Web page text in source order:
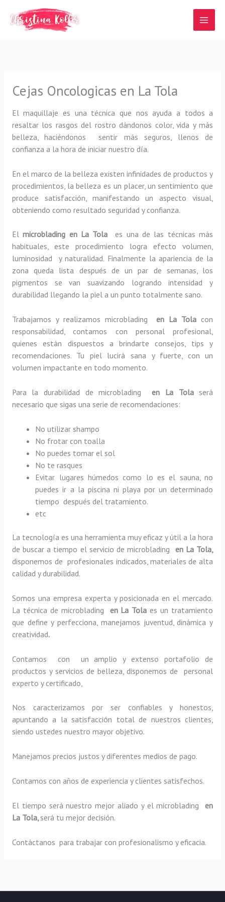
contenido
Cejas Oncologicas en La Tola
El maquillaje es una técnica que nos ayuda a todos a
resaltar los rasgos del rostro dándonos color, vida y más
belleza, haciéndonos sentir más seguros, llenos de
confianza a la hora de iniciar nuestro día.
En el marco de la belleza existen infinidades de productos y
procedimientos, la belleza es un placer, un sentimiento que
produce satisfacción, manifestando un aspecto visual,
obteniendo como resultado seguridad y confianza.
Elmicroblading en La Tola es una de las técnicas más
habituales, este procedimiento logra efecto volumen,
luminosidad y naturalidad. Finalmente la apariencia de la
zona queda lista después de un par de semanas, los
pigmentos se van suavizando logrando intensidad y
durabilidad llegando la piel a un punto totalmente sano.
Trabajamos y realizamos microblading en La Tola con
responsabilidad, contamos con personal profesional,
quienes están dispuestos a brindarte consejos, tips y
recomendaciones. Tu piel lucirá sana y fuerte, con un
volumen impactante en todo momento.
Para la durabilidad de microblading en La Tola será
necesario que sigas una serie de recomendaciones:
No utilizar shampo
No frotar con toalla
No puedes tomar el sol
No te rasques
Evitar lugares húmedos como lo es el sauna, no
puedes ir a la piscina ni playa por un determinado
tiempo después del tratamiento.
etc
La tecnología es una herramienta muy eficaz y útil a la hora
de buscar a tiempo el servicio de microblading en La Tola,
disponemos de profesionales indicados, materiales de alta
calidad y durabilidad.
Somos una empresa experta y posicionada en el mercado.
La técnica de microblading en La Tola es un tratamiento
que define y perfecciona, manejamos juventud, dinámica y
creatividad.
Contamos con un amplio y extenso portafolio de
productos y servicios de belleza, disponemos de personal
experto y certificado,
Nos caracterizamos por ser confiables y honestos,
apuntando a la satisfacción total de nuestros clientes,
siendo ustedes nuestro mayor objetivo.
Manejamos precios justos y diferentes medios de pago.
Contamos con años de experiencia y clientes satisfechos.
El tiempo será nuestro mejor aliado y elmicroblading en
La Tola, será tu mejor decisión.
Contáctanos para trabajar con profesionalismo y eficacia.